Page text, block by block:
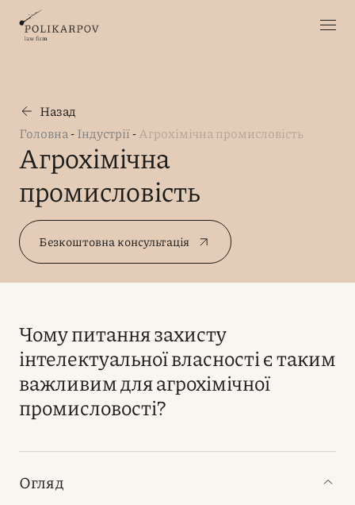
Назад
Головна-Індустрії-Агрохімічна промисловість
Агрохімічна
промисловість
Безкоштовна консультація
Чому питання захисту
інтелектуальної власності є таким
важливим для агрохімічної
промисловості?
Огляд